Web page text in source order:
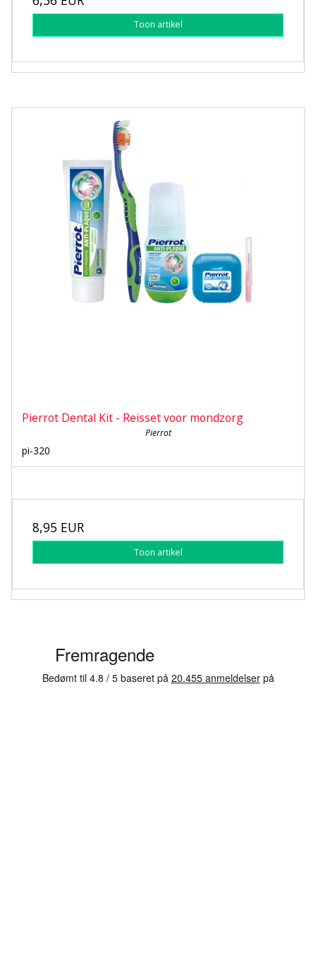
Toon artikel
Pierrot Dental Kit - Reisset voor mondzorg
Pierrot
pi-320
8,95 EUR
Toon artikel